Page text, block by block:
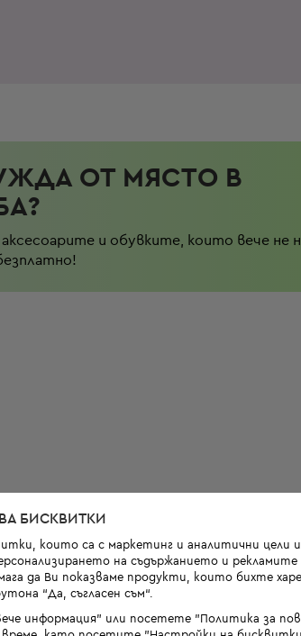
ОТ МЯСТО В
и обувките, които вече не
БИСКВИТКИ
които са с маркетинг и аналитични цели
на съдържанието и рекламите
да Ви показваме продукти, които бихте
“Да, съгласен съм“.
информация" или посетете "Политика за